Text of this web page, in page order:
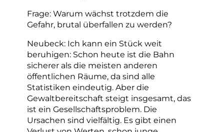
Frage: Warum wächst trotzdem die
Gefahr, brutal überfallen zu werden?
Neubeck: Ich kann ein Stück weit
beruhigen: Schon heute ist die Bahn
sicherer als die meisten anderen
öffentlichen Räume, da sind alle
Statistiken eindeutig. Aber die
Gewaltbereitschaft steigt insgesamt, das
ist ein Gesellschaftsproblem. Die
Ursachen sind vielfältig. Es gibt einen